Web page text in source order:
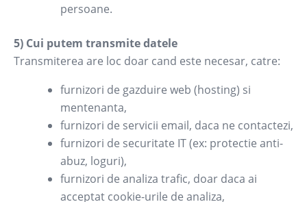
persoane.
5) Cui putem transmite datele
Transmiterea are loc doar cand este necesar, catre:
furnizori de gazduire web (hosting) si
mentenanta,
furnizori de servicii email, daca ne contactezi,
furnizori de securitate IT (ex: protectie anti-
abuz, loguri),
furnizori de analiza trafic, doar daca ai
acceptat cookie-urile de analiza,